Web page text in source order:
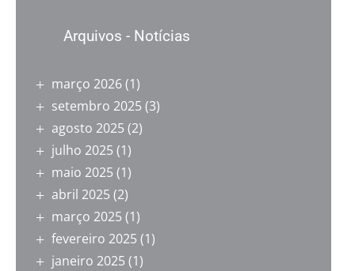
Arquivos - Notícias
março 2026(1)
setembro 2025 (3)
agosto 2025 (2)
julho 2025 (1)
maio 2025 (1)
abril 2025 (2)
março 2025 (1)
fevereiro 2025 (1)
janeiro 2025 (1)